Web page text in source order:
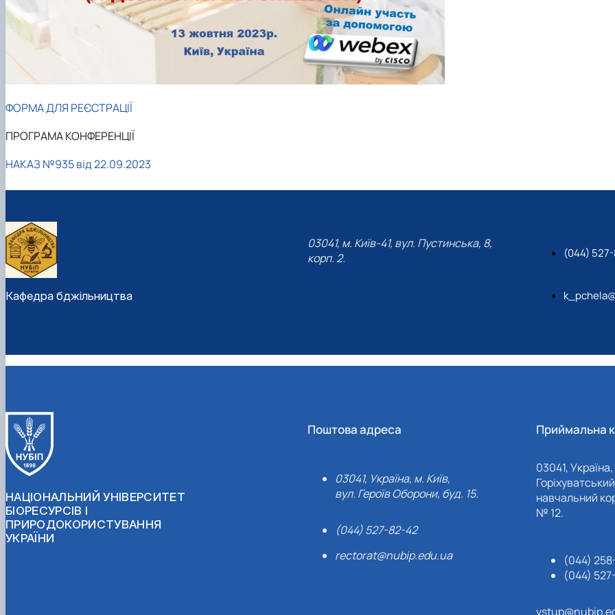
ФОРМА ДЛЯ РЕЄСТРАЦІЇ
ПРОГРАМА КОНФЕРЕНЦІЇ
НАКАЗ №935 від 22.09.2023
Кафедра бджільництва
03041, м. Київ-41, вул. Пустинська, 8,
корп. 2.
(044)
НАЦІОНАЛЬНИЙ УНІВЕРСИТЕТ
БІОРЕСУРСІВ І
ПРИРОДОКОРИСТУВАННЯ
УКРАЇНИ
Поштова адреса
03041, Україна, м. Київ,
вул. Героїв Оборони, буд. 15.
(044) 527-82-42
rectorat@nubip.edu.ua
Приймальна
03041,
навчальний
№ 12.
(044)
(044)